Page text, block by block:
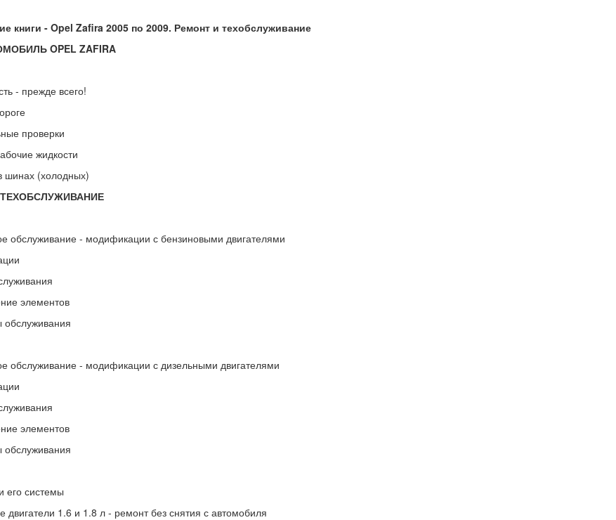
книги - Opel Zafira 2005 по 2009. Ремонт и техобслуживание
OPEL ZAFIRA
- прежде всего!
проверки
жидкости
шинах (холодных)
обслуживание - модификации с бензиновыми двигателями
элементов
обслуживание - модификации с дизельными двигателями
элементов
его системы
двигатели 1.6 и 1.8 л - ремонт без снятия с автомобиля